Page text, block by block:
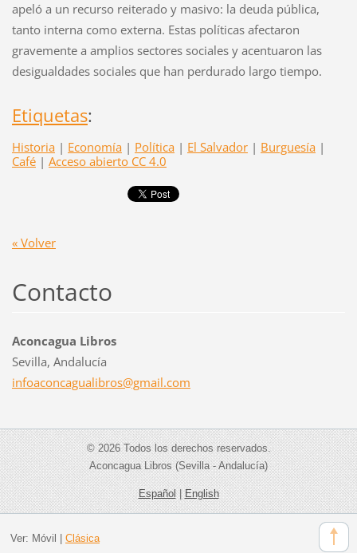
apeló a un recurso reiterado y masivo: la deuda pública,
tanto interna como externa. Estas políticas afectaron
gravemente a amplios sectores sociales y acentuaron las
desigualdades sociales que han perdurado largo tiempo.
Etiquetas:
Historia | Economía | Política | El Salvador | Burguesía |
Café | Acceso abierto CC 4.0
« Volver
Contacto
Aconcagua Libros
Sevilla, Andalucía
infoaconcagualibros@gmail.com
© 2026 Todos los derechos reservados.
Aconcagua Libros (Sevilla - Andalucía)
Español|English
Ver: Móvil | Clásica